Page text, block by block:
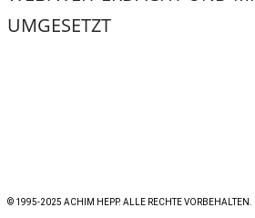
UMGESETZT
© 1995-2025 ACHIM HEPP. ALLE RECHTE VORBEHALTEN. |